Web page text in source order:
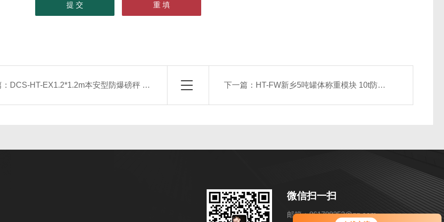
您好！欢迎前来咨询，很高兴为您
DCS-HT-EX1.2*1.2m本安型防爆磅秤 2吨防爆电子地磅 下一篇： HT-FW新乡5吨罐体称重模块 10t防爆称重系统
微信扫一扫
邮箱：861788253@qq.com